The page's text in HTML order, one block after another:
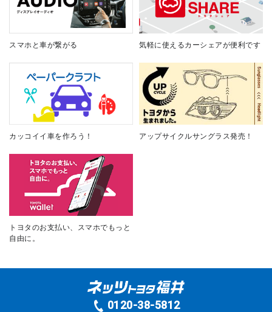
スマホと車が繋がる 気軽に使えるカーシェアが便利です
カッコイイ車を作ろう！ アップサイクルサングラス発売！
トヨタのお支払い、スマホでもっと
自由に。
0120-38-5812